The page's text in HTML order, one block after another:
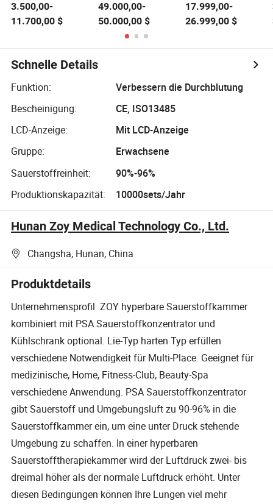
Material Sitzende
Hyperbare
3.500,00-
11.700,00 $
für zwei Personen
2 ATA Hyperbare
Sauerstoffkammer
mit roter
49.000,00-
50.000,00 $
Hyperbare
Sauerstoffkammer
Schürzen &
Fitnessstudio
17.999,00-
26.999,00 $
Schnelle Details
Funktion:
Verbessern die Durchblutung
Bescheinigung:
CE, ISO13485
LCD-Anzeige:
Mit LCD-Anzeige
Gruppe:
Erwachsene
Sauerstoffreinheit:
90%-96%
Produktionskapazität:
10000sets/Jahr
Hunan Zoy Medical Technology Co., Ltd.
Changsha, Hunan, China
Produktdetails
Unternehmensprofil ZOY hyperbare Sauerstoffkammer
kombiniert mit PSA Sauerstoffkonzentrator und
Kühlschrank optional. Lie-Typ harten Typ erfüllen
verschiedene Notwendigkeit für Multi-Place. Geeignet für
medizinische, Home, Fitness-Club, Beauty-Spa
verschiedene Anwendung. PSA Sauerstoffkonzentrator
gibt Sauerstoff und Umgebungsluft zu 90-96% in die
Sauerstoffkammer ein, um eine unter Druck stehende
Umgebung zu schaffen. In einer hyperbaren
Sauerstofftherapiekammer wird der Luftdruck zwei- bis
dreimal höher als der normale Luftdruck erhöht. Unter
diesen Bedingungen können Ihre Lungen viel mehr